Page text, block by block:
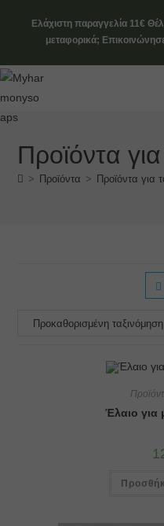
Ελάχιστη παραγγελία 11€
μεταφορικά;
Προϊόντα
> Προϊόντα > Προϊόντα για
Έλαιο για